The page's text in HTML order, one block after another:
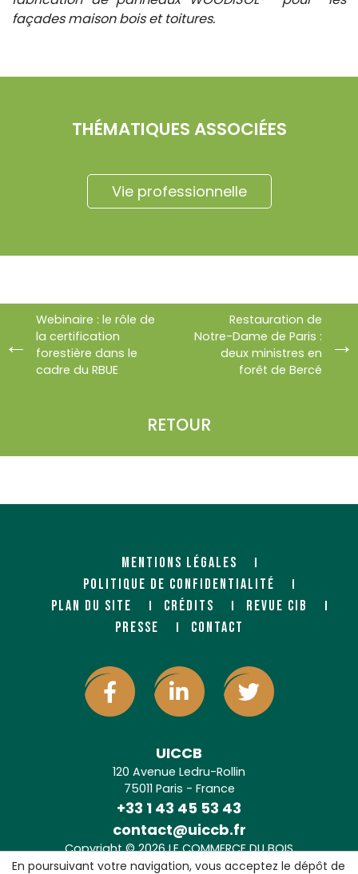
façades maison bois et toitures.
THÉMATIQUES ASSOCIÉES
Vie professionnelle
Webinaire : le rôle de
la certification
forestière dans le
cadre du RBUE
RETOUR
Restauration de
Notre-Dame de Paris :
deux ministres en
forêt de Bercé
MENTIONS LÉGALES
POLITIQUE DE CONFIDENTIALITÉ
PLAN DU SITE
CRÉDITS
REVUE CIB
PRESSE
CONTACT
UICCB
120 Avenue Ledru-Rollin
75011 Paris - France
+33 1 43 45 53 43
contact@uiccb.fr
Copyright © 2026 LE COMMERCE DU BOIS
Agence web Paris: 6LAB
En poursuivant votre navigation, vous acceptez le dépôt de